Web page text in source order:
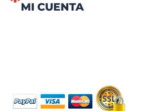
MI CUENTA